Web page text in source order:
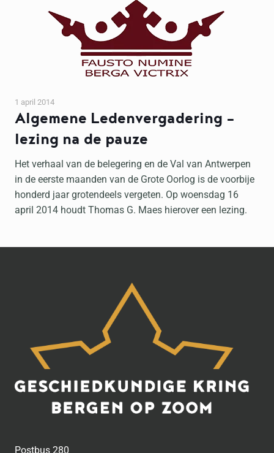
Algemene Ledenvergadering –
lezing na de pauze
1 april 2014
Het verhaal van de belegering en de Val van Antwerpen
in de eerste maanden van de Grote Oorlog is de voorbije
honderd jaar grotendeels vergeten. Op woensdag 16
april 2014 houdt Thomas G. Maes hierover een lezing.
Postbus 280